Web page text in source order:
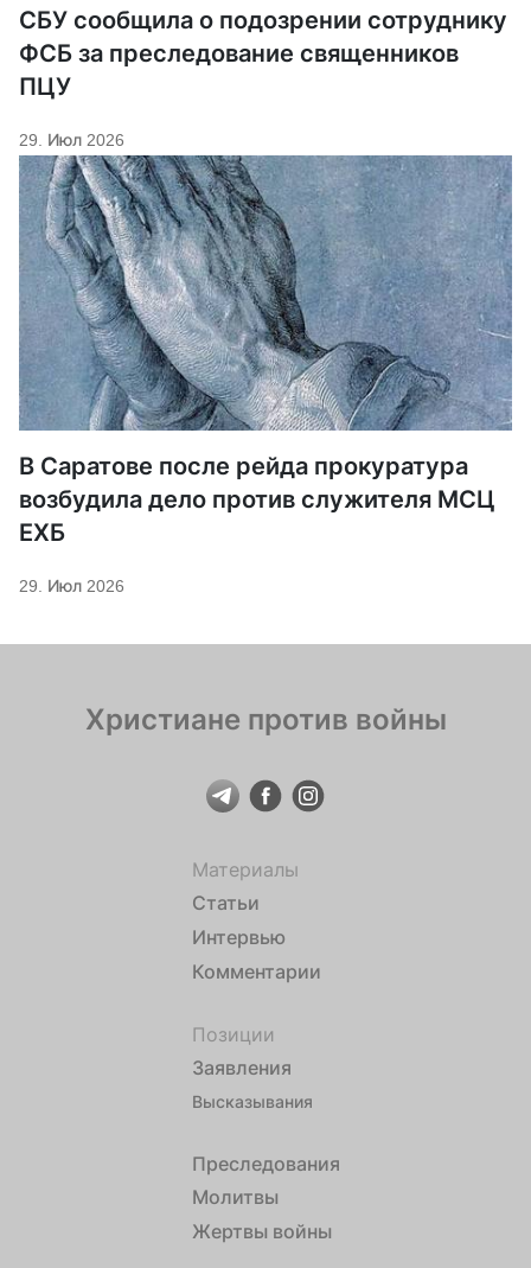
СБУ сообщила о подозрении сотруднику
ФСБ за преследование священников
ПЦУ
29. Июл 2026
В Саратове после рейда прокуратура
возбудила дело против служителя МСЦ
ЕХБ
29. Июл 2026
Христиане против войны
Материалы
Статьи
Интервью
Комментарии
Позиции
Заявления
Высказывания
Преследования
Молитвы
Жертвы войны